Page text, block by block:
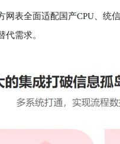
表全面适配国产CPU、统
需求。